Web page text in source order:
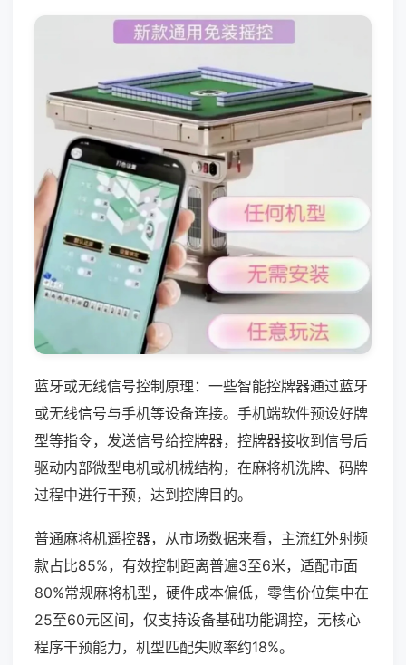
蓝牙或无线信号控制原理：一些智能控牌器通过蓝牙
或无线信号与手机等设备连接。手机端软件预设好牌
型等指令，发送信号给控牌器，控牌器接收到信号后
驱动内部微型电机或机械结构，在麻将机洗牌、码牌
过程中进行干预，达到控牌目的。
普通麻将机遥控器，从市场数据来看，主流红外射频
款占比85%，有效控制距离普遍3至6米，适配市面
80%常规麻将机型，硬件成本偏低，零售价位集中在
25至60元区间，仅支持设备基础功能调控，无核心
程序干预能力，机型匹配失败率约18%。